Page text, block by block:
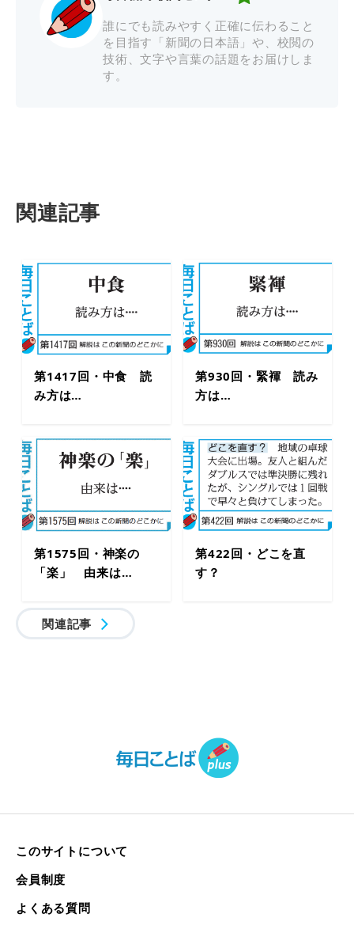
誰にでも読みやすく正確に伝わること
を目指す「新聞の日本語」や、校閲の
技術、文字や言葉の話題をお届けしま
す。
関連記事
第1417回・中食 読
み方は…
第930回・緊褌 読み
方は…
第1575回・神楽の
「楽」 由来は…
第422回・どこを直
す？
関連記事
このサイトについて
会員制度
よくある質問